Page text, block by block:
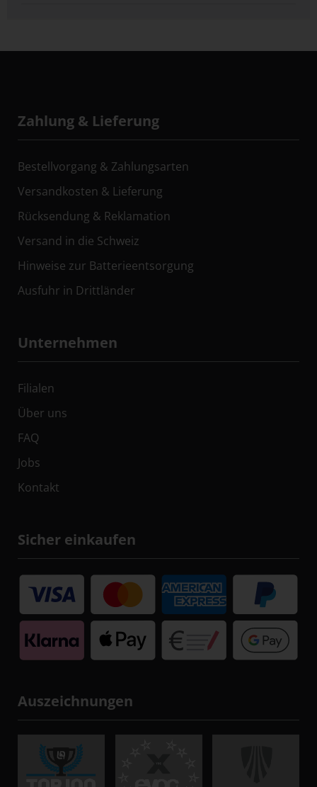
Zahlung & Lieferung
Bestellvorgang & Zahlungsarten
Versandkosten & Lieferung
Rücksendung & Reklamation
Versand in die Schweiz
Hinweise zur Batterieentsorgung
Ausfuhr in Drittländer
Unternehmen
Filialen
Über uns
FAQ
Jobs
Kontakt
Sicher einkaufen
Auszeichnungen